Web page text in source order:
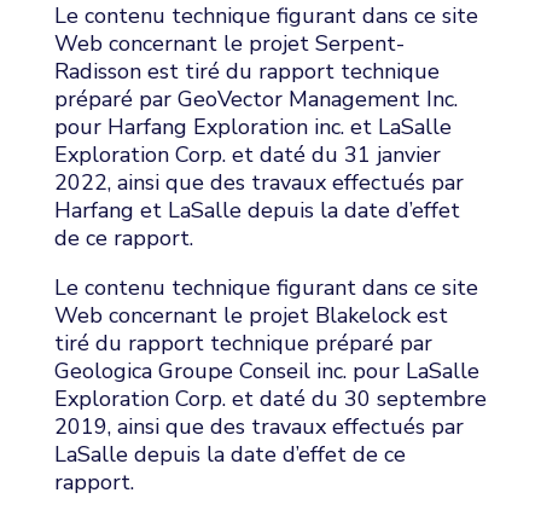
Le contenu technique figurant dans ce site
Web concernant le projet Serpent-
Radisson est tiré du rapport technique
préparé par GeoVector Management Inc.
pour Harfang Exploration inc. et LaSalle
Exploration Corp. et daté du 31 janvier
2022, ainsi que des travaux effectués par
Harfang et LaSalle depuis la date d’effet
de ce rapport.
Le contenu technique figurant dans ce site
Web concernant le projet Blakelock est
tiré du rapport technique préparé par
Geologica Groupe Conseil inc. pour LaSalle
Exploration Corp. et daté du 30 septembre
2019, ainsi que des travaux effectués par
LaSalle depuis la date d’effet de ce
rapport.